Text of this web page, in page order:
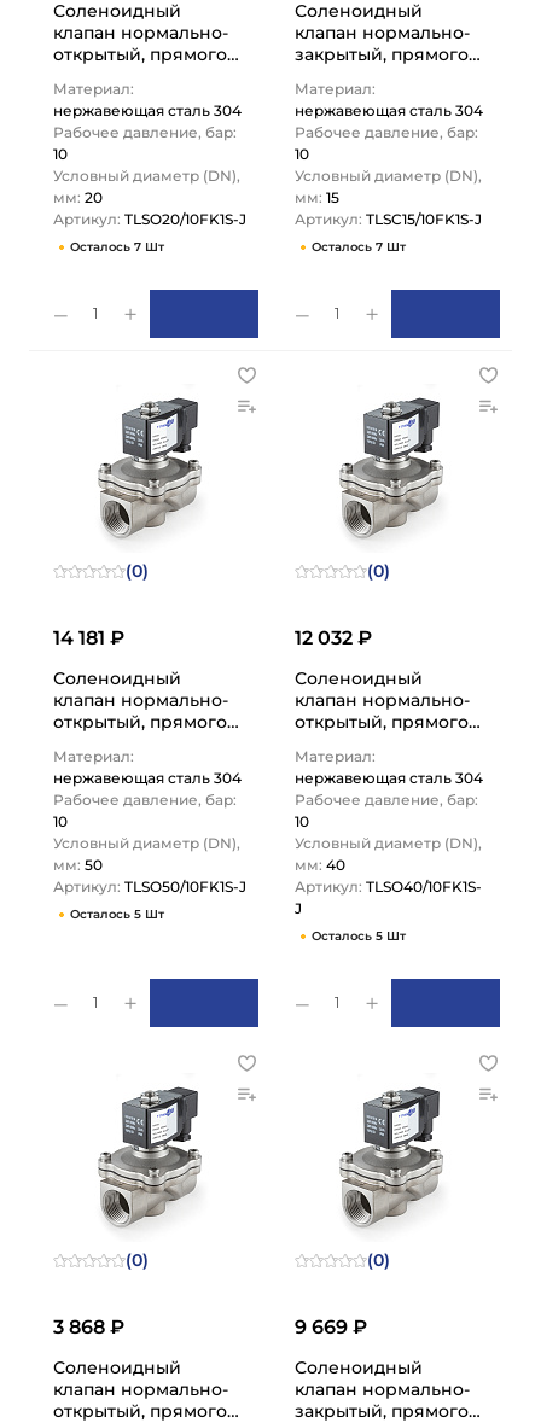
Соленоидный
клапан нормально-
открытый, прямого
Нерж.304/FKM, DN20,
…
Материал:
нержавеющая сталь 304
Рабочее давление, бар:
10
Условный диаметр (DN),
мм: 20
Артикул: TLSO20/10FK1S-J
Осталось 7 Шт
1
Соленоидный
клапан нормально-
закрытый, прямого
Нерж.304/FKM, DN15,
…
Материал:
нержавеющая сталь 304
Рабочее давление, бар:
10
Условный диаметр (DN),
мм: 15
Артикул: TLSC15/10FK1S-J
Осталось 7 Шт
1
(0)
14 181 ₽
Соленоидный
клапан нормально-
открытый, прямого
Нерж.304/FKM, DN50,
…
Материал:
нержавеющая сталь 304
Рабочее давление, бар:
10
Условный диаметр (DN),
мм: 50
Артикул: TLSO50/10FK1S-J
Осталось 5 Шт
1
(0)
12 032 ₽
Соленоидный
клапан нормально-
открытый, прямого
Нерж.304/FKM, DN40,
…
Материал:
нержавеющая сталь 304
Рабочее давление, бар:
10
Условный диаметр (DN),
мм: 40
Артикул: TLSO40/10FK1S-
J
Осталось 5 Шт
1
(0)
3 868 ₽
Соленоидный
клапан нормально-
открытый, прямого
(0)
9 669 ₽
Соленоидный
клапан нормально-
закрытый, прямого